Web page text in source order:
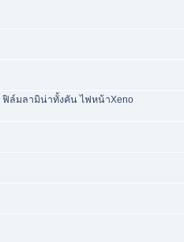
ฟิล์มลามิน่าทั้งคัน ไฟหน้าXeno